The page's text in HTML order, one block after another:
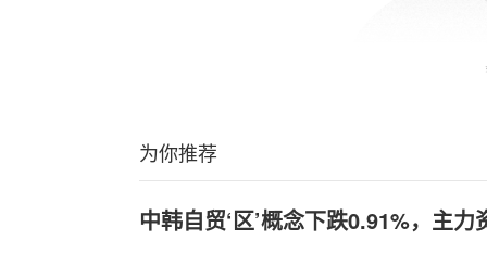
为你推荐
中韩自贸‘区’概念下跌0.91%，主